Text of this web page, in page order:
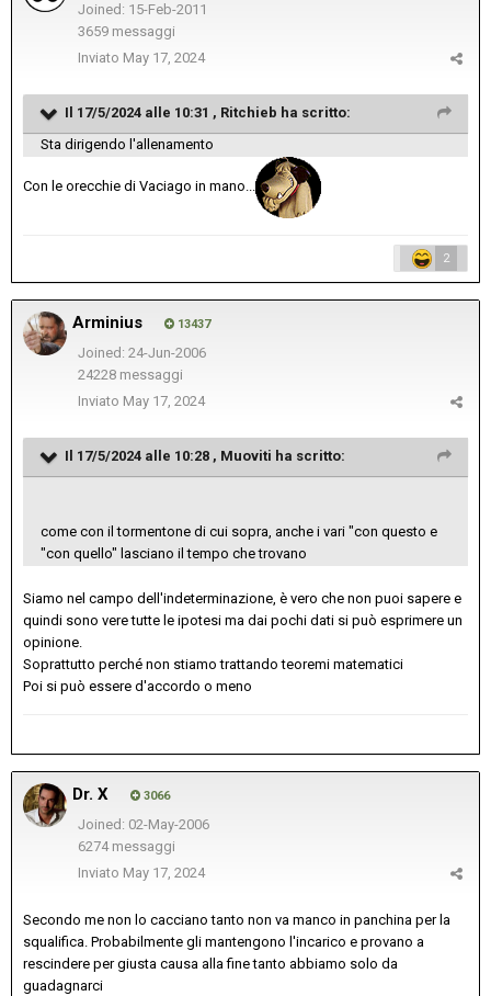
Joined: 15-Feb-2011
3659 messaggi
Inviato May 17, 2024
Il 17/5/2024 alle 10:31 , Ritchieb ha scritto:
Sta dirigendo l'allenamento
Con le orecchie di Vaciago in mano...
2
Arminius 13437
Joined: 24-Jun-2006
24228 messaggi
Inviato May 17, 2024
Il 17/5/2024 alle 10:28 , Muoviti ha scritto:
come con il tormentone di cui sopra, anche i vari "con questo e
"con quello" lasciano il tempo che trovano
Siamo nel campo dell'indeterminazione, è vero che non puoi sapere e
quindi sono vere tutte le ipotesi ma dai pochi dati si può esprimere un
opinione.
Soprattutto perché non stiamo trattando teoremi matematici
Poi si può essere d'accordo o meno
Dr. X 3066
Joined: 02-May-2006
6274 messaggi
Inviato May 17, 2024
Secondo me non lo cacciano tanto non va manco in panchina per la
squalifica. Probabilmente gli mantengono l'incarico e provano a
rescindere per giusta causa alla fine tanto abbiamo solo da
guadagnarci